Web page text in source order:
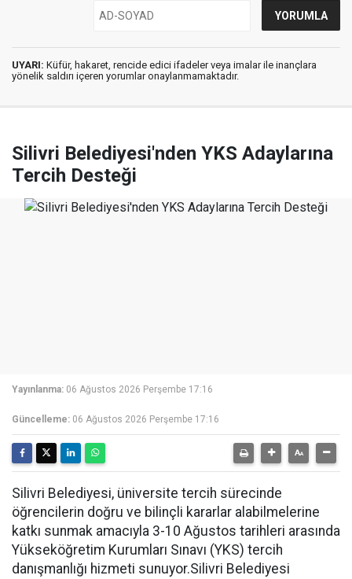
UYARI: Küfür, hakaret, rencide edici ifadeler veya imalar ile inançlara
yönelik saldırı içeren yorumlar onaylanmamaktadır.
Silivri Belediyesi'nden YKS Adaylarına
Tercih Desteği
Yayınlanma: 06 Ağustos 2026 Perşembe 17:16
Güncelleme: 06 Ağustos 2026 Perşembe 17:16
Silivri Belediyesi, üniversite tercih sürecinde
öğrencilerin doğru ve bilinçli kararlar alabilmelerine
katkı sunmak amacıyla 3-10 Ağustos tarihleri arasında
Yükseköğretim Kurumları Sınavı (YKS) tercih
danışmanlığı hizmeti sunuyor.Silivri Belediyesi